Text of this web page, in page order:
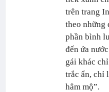
trên trang
theo những
phần bình
đến ứa
gái khác
trắc ẩn, chỉ
hâm mộ”.